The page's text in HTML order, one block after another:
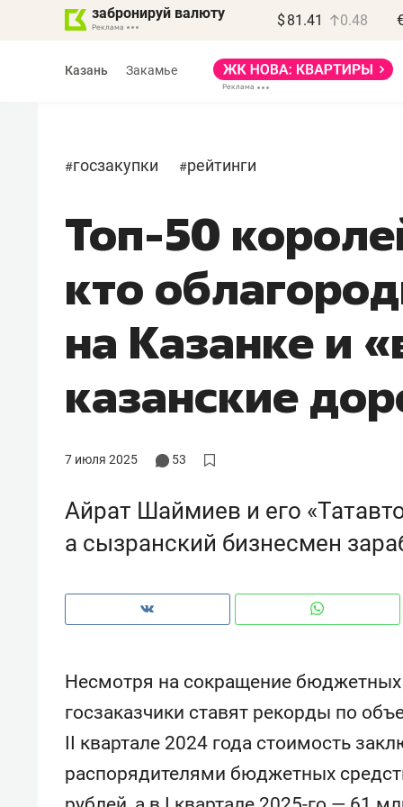
забронируй валюту $ 81.41 0.48
Казань Закамье
#госзакупки #рейтинги
Топ-50
кто
на Казанке и
казанские
7 июля 2025 53
Айрат Шаймиев и его
а сызранский бизнесмен
Несмотря на сокращение бюджетных
госзаказчики ставят рекорды по
II квартале 2024 года стоимость
распорядителями бюджетных
Василь Мазитов
МАРТ
«Не зная местных
потерять минимум
Как бизнесу выйти на зарубежные
рынки, почему надо знать
Как ГК «МИР ГРУПП» и ВТБ
создают оазис жилого
комфорта под Казанью
150
ID